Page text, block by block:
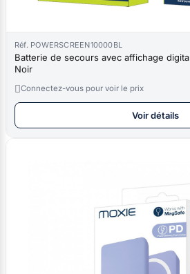
Réf. POWERSCREEN10000BL
Batterie de secours avec affichage
Noir
Connectez-vous pour voir le prix
Voir détails